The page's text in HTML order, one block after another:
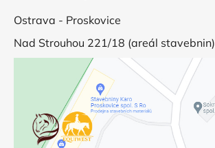
Ostrava - Proskovice
Nad Strouhou 221/18 (areál stavebnin)